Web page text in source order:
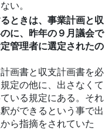
い。
ときは、事業計画と収
に、昨年の９月議会で
管理者に選定されたの
画書と収支計画書を必
定の他に、出さなくて
いる規定にある。それ
ができるという事で出
ら指摘をされていた